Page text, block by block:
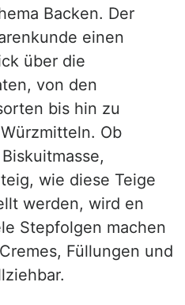
Backen. Der
einen
über die
von den
bis hin zu
Ob
wie diese Teige
werden, wird en
Stepfolgen machen
Füllungen und